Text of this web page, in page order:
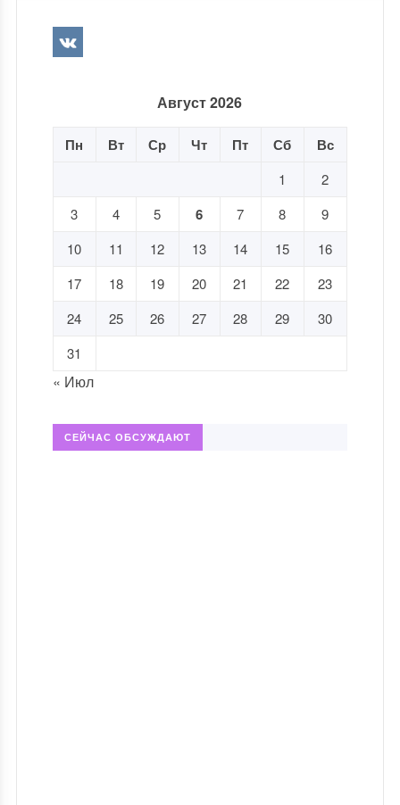
Август 2026
Пн Вт Ср Чт Пт Сб Вс
1
2
3
4 5 6 7 8
9
10
11 12 13 14 15
16
17
18 19 20 21 22
23
24
25 26 27 28 29
30
31
« Июл
СЕЙЧАС ОБСУЖДАЮТ